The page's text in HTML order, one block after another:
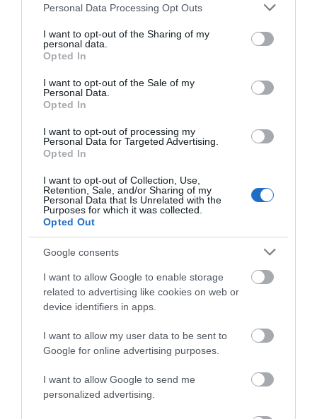
Please note that this website/app uses one or more Google
not limited to your visit or usage behaviour. You may click to
grant or deny consent to Google and its third-party tags to
use your data for below specified purposes in below Google
consent section.
Personal Data Processing Opt Outs
I want to opt-out of the Sharing of my
personal data.
Opted In
I want to opt-out of the Sale of my
Personal Data.
Opted In
I want to opt-out of processing my
Personal Data for Targeted Advertising.
Opted In
I want to opt-out of Collection, Use,
Retention, Sale, and/or Sharing of my
Personal Data that Is Unrelated with the
Purposes for which it was collected.
Opted Out
Google consents
I want to allow Google to enable storage
related to advertising like cookies on web or
device identifiers in apps.
I want to allow my user data to be sent to
Google for online advertising purposes.
I want to allow Google to send me
personalized advertising.
Νεότερα για τη Φωτιά στη Σκύρο:
– Νέο βίντεο
06.08.2026 | 21:00
Καφές: Τα οφέλη της μέτριας
κατανάλωσης σύμφωνα με ειδικό
στο μικροβίωμα του εντέρου
06.08.2026 | 21:00
«Ανάσα» για τους αγρότες στην
06.08.2026 | 20:40
Ο λόγος που τηγανίζουμε ψάρια
του Σωτήρος – Πως θα κάνετε το
τέλειο μαγείρεμα
06.08.2026 | 20:20
Θρήνος στην Εύβοια: Έφυγε από
τροχαίο με αγριογούρουνο
06.08.2026 | 20:20
Νέο σοβαρό τροχαίο στην Εύβοια:
Τούμπαρε αυτοκίνητο
Φωτιά στη Σκύρο:
Χωρίς ενεργό μέτωπο –
Παραμένουν ισχυρές
δυνάμεις της
Πυροσβεστικής
Συνελήφθη 63χρονη
για τη φωτιά στη Σκύρο
Δύσκολη νύχτα για την
Καλαμίτσα – Νέες
και πλήθος κόσμου η
μεγάλη γιορτή στους
Θανάσης Ζεμπίλης